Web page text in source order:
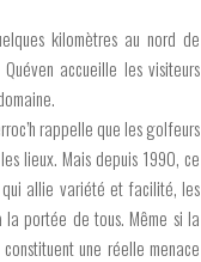
kilomètres au nord de
accueille les visiteurs
rappelle que les golfeurs
lieux. Mais depuis 1990, ce
qui allie variété et facilité, les
portée de tous. Même si la
une réelle menace